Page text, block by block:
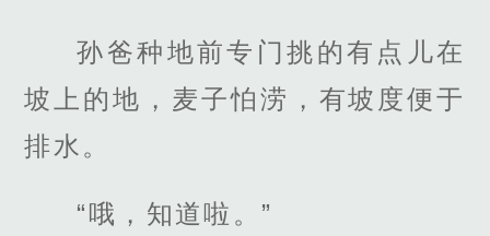
孙爸种地前专门挑的有点儿在
坡上的地，麦子怕涝，有坡度便于
排水。
“哦，知道啦。”